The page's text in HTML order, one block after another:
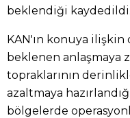
beklendiği kaydedildi.
KAN'ın konuya
beklenen anlaşmaya
topraklarının
azaltmaya
bölgelerde